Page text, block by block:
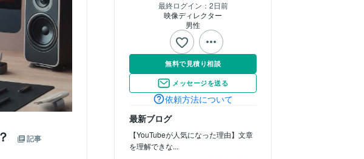
最終ログイン： 2日前
映像ディレクター
男性
無料で見積り相談
メッセージを送る
依頼方法について
最新ブログ
【YouTubeが人気になった理由】文章
を理解できな...
記事